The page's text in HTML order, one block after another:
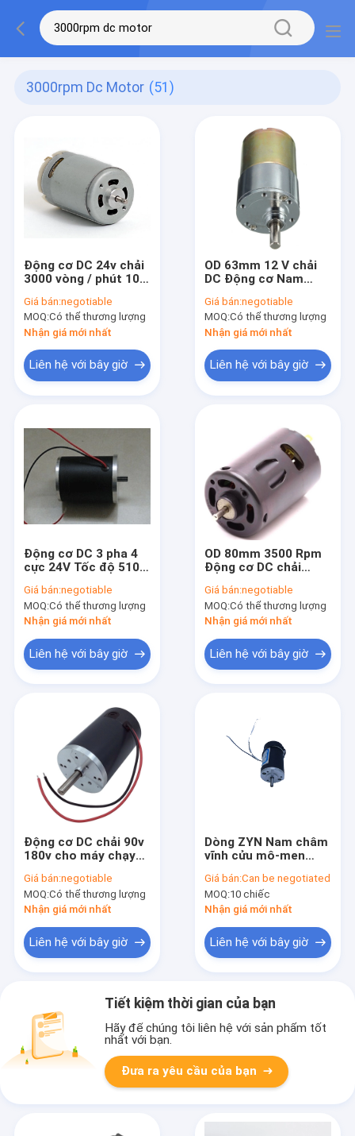
3000rpm Dc Motor (51)
Động cơ DC 24v chải
3000 vòng / phút 10w
150w
Giá bán:negotiable
MOQ:Có thể thương lượng
Nhận giá mới nhất
Liên hệ với bây giờ
OD 63mm 12 V chải
DC Động cơ Nam
men xoắn cao
Giá bán:negotiable
MOQ:Có thể thương lượng
Nhận giá mới nhất
Liên hệ với bây giờ
Động cơ DC 3 pha 4
cực 24V Tốc độ 5100
cho máy pha cà phê
Giá bán:negotiable
MOQ:Có thể thương lượng
Nhận giá mới nhất
Liên hệ với bây giờ
OD 80mm 3500 Rpm
Động cơ DC chải
nam châm vĩnh viễn
tốc độ cao
Giá bán:negotiable
MOQ:Có thể thương lượng
Nhận giá mới nhất
Liên hệ với bây giờ
Động cơ DC chải 90v
180v cho máy chạy
Giá bán:negotiable
MOQ:Có thể thương lượng
Nhận giá mới nhất
Liên hệ với bây giờ
Dòng ZYN Nam châm
vĩnh cửu mô-men
40mm 24V 1000-
3000RPM
Giá bán:Can be negotiated
MOQ:10 chiếc
Nhận giá mới nhất
Liên hệ với bây giờ
Tiết kiệm thời gian của bạn
Hãy để chúng tôi liên hệ với sản phẩm tốt
nhất với bạn.
Đưa ra yêu cầu của bạn